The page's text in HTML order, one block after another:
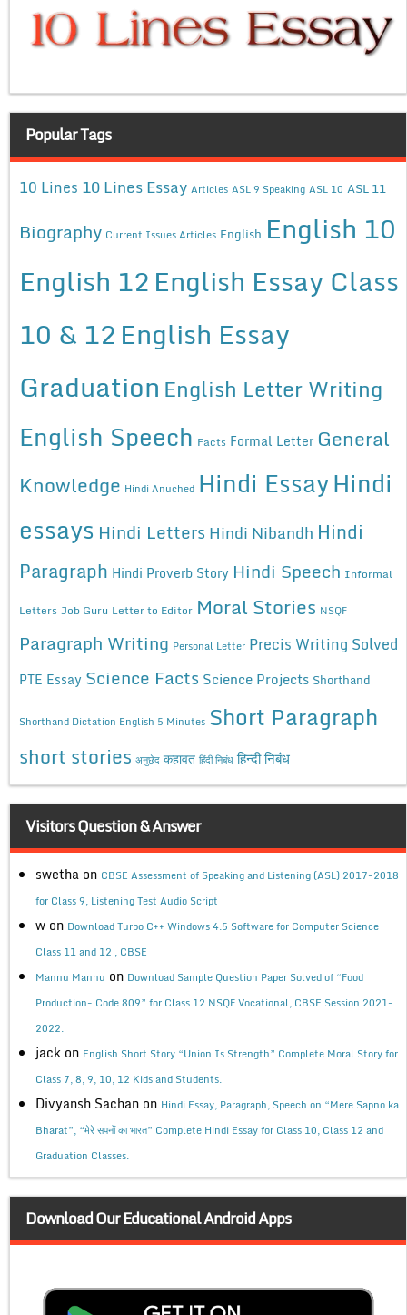
Popular Tags
10 Lines 10 Lines Essay Articles ASL 9 Speaking ASL 10 ASL 11
Biography Current Issues Articles English English 10
English 12English Essay Class
10 & 12English Essay
Graduation English Letter Writing
English Speech Facts Formal Letter General
Knowledge Hindi Anuched Hindi EssayHindi
essays Hindi Letters Hindi Nibandh Hindi
Paragraph Hindi Proverb Story Hindi Speech Informal
Letters Job Guru Letter to Editor Moral Stories NSQF
Paragraph Writing Personal Letter Precis Writing Solved
PTE Essay Science Facts Science Projects Shorthand
Shorthand Dictation English 5 Minutes Short Paragraph
short stories अनुछेद कहावत हिंदी निबंध हिन्दी निबंध
Visitors Question & Answer
swetha on CBSE Assessment of Speaking and Listening (ASL) 2017-2018
for Class 9, Listening Test Audio Script
w on Download Turbo C++ Windows 4.5 Software for Computer Science
Class 11 and 12 , CBSE
Mannu Mannu on Download Sample Question Paper Solved of “Food
Production- Code 809” for Class 12 NSQF Vocational, CBSE Session 2021-
2022.
jack on English Short Story “Union Is Strength” Complete Moral Story for
Class 7, 8, 9, 10, 12 Kids and Students.
Divyansh Sachan on Hindi Essay, Paragraph, Speech on “Mere Sapno ka
Bharat”, “मेरे सपनों का भारत” Complete Hindi Essay for Class 10, Class 12 and
Graduation Classes.
Download Our Educational Android Apps